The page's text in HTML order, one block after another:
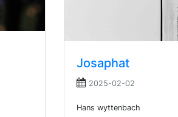
Josaphat
2025-02-02
Hans wyttenbach